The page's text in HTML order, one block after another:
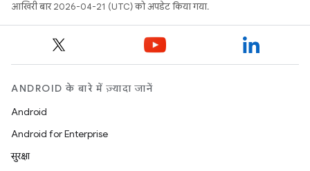
आखिरी बार 2026-04-21 (UTC) को अपडेट किया गया.
ANDROID के बारे में ज़्यादा जानें
Android
Android for Enterprise
सुरक्षा